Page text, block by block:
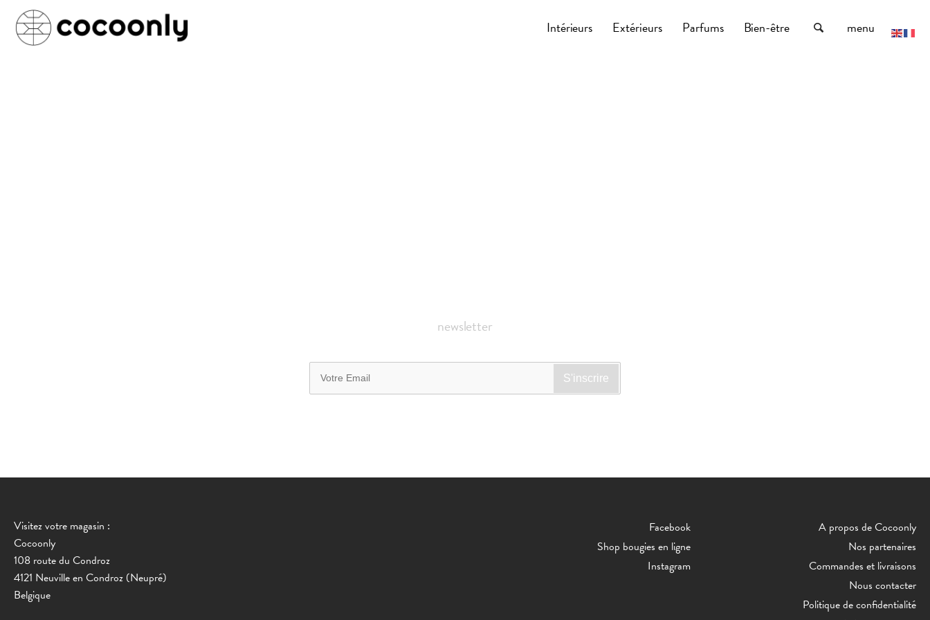
Intérieurs Extérieurs Parfums Bien-être menu
newsletter
Visitez votre magasin :
Cocoonly
108 route du Condroz
4121 Neuville en Condroz (Neupré)
Belgique
Facebook
Shop bougies en ligne
Instagram
A propos de Cocoonly
Nos partenaires
Commandes et livraisons
Nous contacter
Politique de confidentialité